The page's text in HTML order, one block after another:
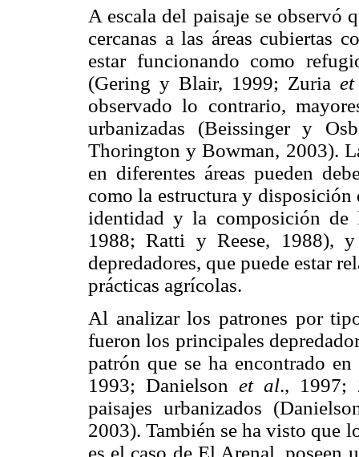
A escala del paisaje se observó
cercanas a las áreas cubiertas
estar funcionando como
(Gering y Blair, 1999; Zuria
observado lo contrario,
urbanizadas (Beissinger y
Thorington y Bowman, 2003).
en diferentes áreas pueden
como la estructura y
identidad y la composición de
1988; Ratti y Reese, 1988),
depredadores, que puede estar
prácticas agrícolas.
Al analizar los patrones por
fueron los principales
patrón que se ha encontrado
1993; Danielsonet al., 1997;
paisajes urbanizados
2003). También se ha visto que
es el caso de El Arenal, poseen